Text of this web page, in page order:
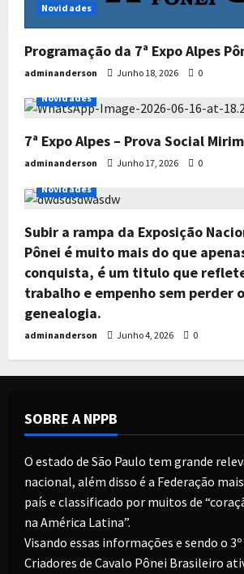
Novidades
Programação da 7ª Expo Alpes
adminanderson Junho 18, 2026 0
Todos os Leilões Destaque Exclusivo
Novidades
7ª Expo Alpes – Prova Social
adminanderson Junho 17, 2026 0
Todos os Leilões Destaque Exclusivo
Novidades
Subir a rampa da Exposição
Pônei é muito mais do que
conquista, é um titulo que
trabalho e empenho sem perder
genealogia.
adminanderson Junho 4, 2026 0
SOBRE A NPPB
O estado de São Paulo tem grande
nacional, além disso é a Federação
país e classificado por muitos de
na América Latina”.
Visando essas informações e sendo o
Criadores de Cavalo Pônei Brasileiro